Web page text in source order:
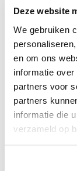
Deze website
We gebruiken
en om ons
informatie
partners voor
partners
informatie die
verzameld op
Tas Monik
€ 5,87